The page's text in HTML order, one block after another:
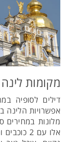
מקומות
דילים לסופיה
אפשרויות הלינה
מלונות במחירים
אלו עם 2